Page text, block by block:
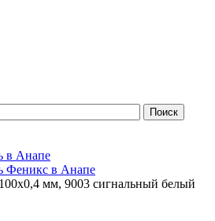
в Анапе
Феникс в Анапе
мм, 9003 сигнальный белый